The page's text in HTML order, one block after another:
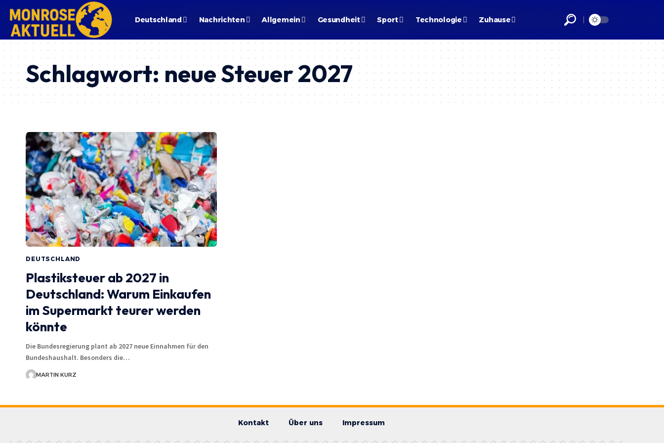
Deutschland Nachrichten Allgemein Gesundheit Sport Technologie Zuhause
Schlagwort: neue Steuer 2027
DEUTSCHLAND
Plastiksteuer ab 2027 in
Deutschland: Warum Einkaufen
im Supermarkt teurer werden
könnte
Die Bundesregierung plant ab 2027 neue Einnahmen für den
Bundeshaushalt. Besonders die…
MARTIN KURZ
Kontakt Über uns Impressum